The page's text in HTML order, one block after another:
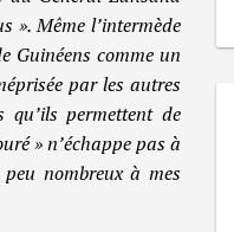
». Même l’intermède
Guinéens comme un
par les autres
qu’ils permettent de
» n’échappe pas à
nombreux à mes